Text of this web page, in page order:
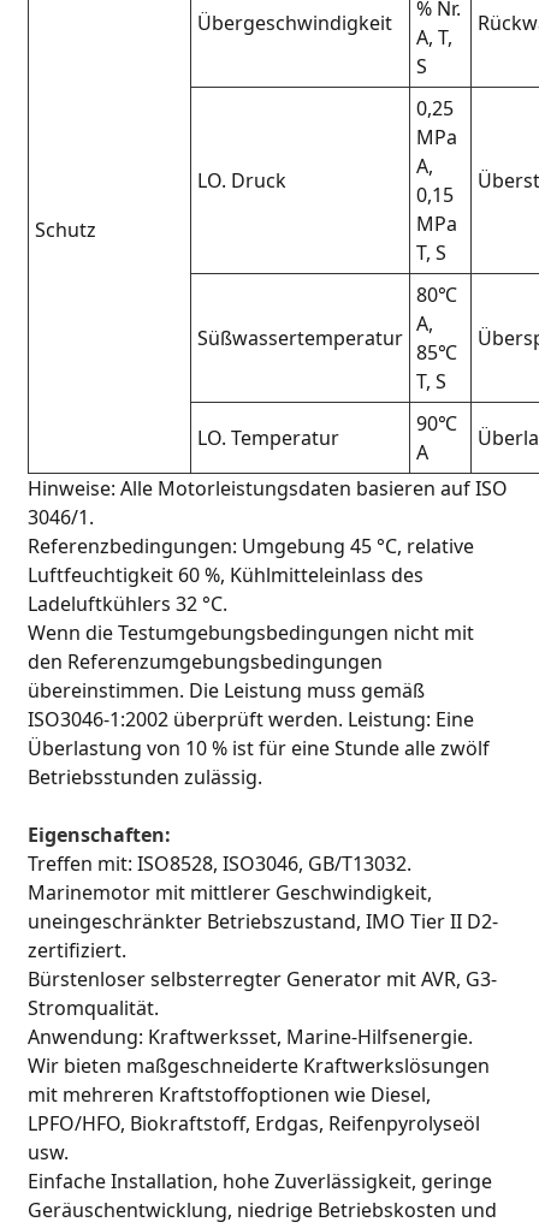
Schutz
Übergeschwindigkeit
% Nr.
A, T,
S
LO. Druck
0,25
MPa
A,
0,15
MPa
T, S
Süßwassertemperatur
80℃
A,
85℃
T, S
LO. Temperatur
90℃
A
Hinweise: Alle Motorleistungsdaten basieren auf ISO
3046/1.
Referenzbedingungen: Umgebung 45 °C, relative
Luftfeuchtigkeit 60 %, Kühlmitteleinlass des
Ladeluftkühlers 32 °C.
Wenn die Testumgebungsbedingungen nicht mit
den Referenzumgebungsbedingungen
übereinstimmen. Die Leistung muss gemäß
ISO3046-1:2002 überprüft werden. Leistung: Eine
Überlastung von 10 % ist für eine Stunde alle zwölf
Betriebsstunden zulässig.
Eigenschaften:
Treffen mit: ISO8528, ISO3046, GB/T13032.
Marinemotor mit mittlerer Geschwindigkeit,
uneingeschränkter Betriebszustand, IMO Tier II D2-
zertifiziert.
Bürstenloser selbsterregter Generator mit AVR, G3-
Stromqualität.
Anwendung: Kraftwerksset, Marine-Hilfsenergie.
Wir bieten maßgeschneiderte Kraftwerkslösungen
mit mehreren Kraftstoffoptionen wie Diesel,
LPFO/HFO, Biokraftstoff, Erdgas, Reifenpyrolyseöl
usw.
Einfache Installation, hohe Zuverlässigkeit, geringe
Geräuschentwicklung, niedrige Betriebskosten und